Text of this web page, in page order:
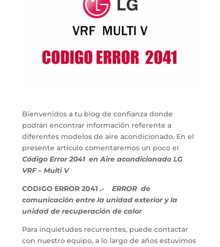
Bienvenidos a tu blog de confianza donde
podrán encontrar información referente a
diferentes modelos de aire acondicionado. En el
presente artículo comentaremos un poco el
Código Error 2041 en Aire acondicionado LG
VRF – Multi V
CODIGO ERROR 2041 .-
ERROR de
comunicación entre la unidad exterior y la
unidad de recuperación de calor
Para inquietudes recurrentes, puede contactar
con nuestro equipo, a lo largo de años estuvimos